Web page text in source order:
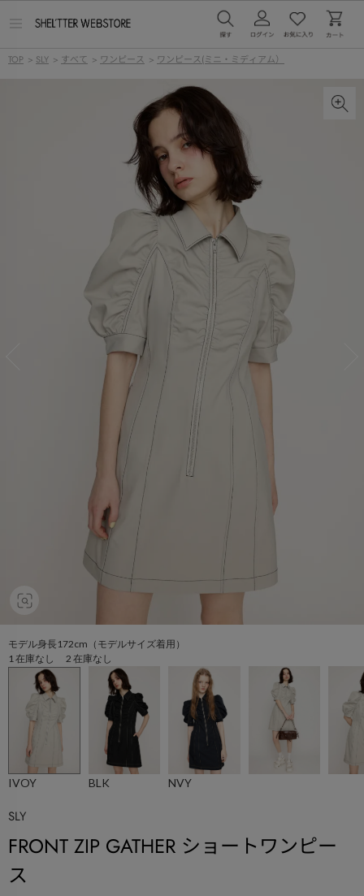
ー
TOP > SLY > すべて > ワンピース > ワンピース(ミニ・ミディアム）
モデル身長172cm（モデルサイズ着用）
1 在庫なし 2 在庫なし
IVOY BLK NVY
SLY
FRONT ZIP GATHER ショートワンピー
ス